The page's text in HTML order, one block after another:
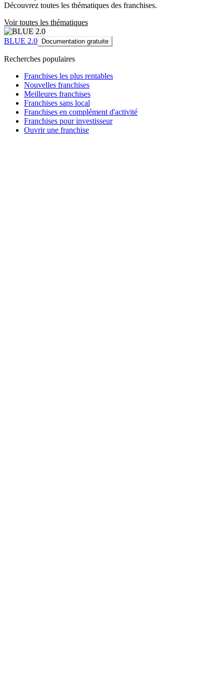
Découvrez toutes les thématiques des franchises.
Voir toutes les thématiques
BLUE 2.0 Documentation gratuite
Recherches populaires
Franchises les plus rentables
Nouvelles franchises
Meilleures franchises
Franchises sans local
Franchises en complément d'activité
Franchises pour investisseur
Ouvrir une franchise